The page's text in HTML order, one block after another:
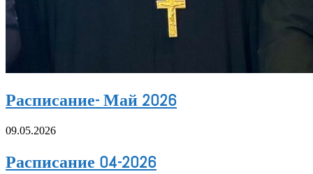
Расписание- Май 2026
09.05.2026
Расписание 04-2026